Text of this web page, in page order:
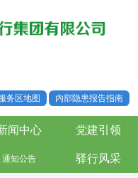
务区地图 内部隐患报告指南
闻中心 党建引领
通知公告 驿行风采